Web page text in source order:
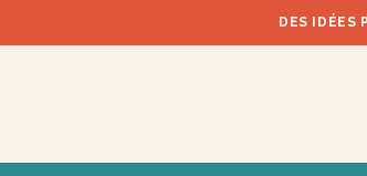
DES IDÉES